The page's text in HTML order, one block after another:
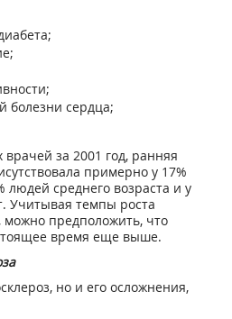
болезни сердца;
за 2001 год, ранняя
примерно у 17%
людей среднего возраста и у
Учитывая темпы роста
предположить, что
время еще выше.
но и его осложнения,